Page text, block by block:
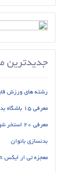
جدیدترین
رشته های ورزش
معرفی 15 باشگاه بدنسازی بانوان در تهران
معرفی 20 استخر شهر تهران | بهترین استخر تهران کجاست؟
بدنسازی بانوان
معجزه تی ار ایکس trx بر لاغری بانوان